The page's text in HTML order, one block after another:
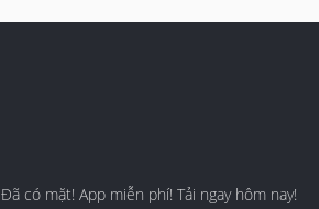
Đã có mặt! App miễn phí! Tải ngay hôm nay!